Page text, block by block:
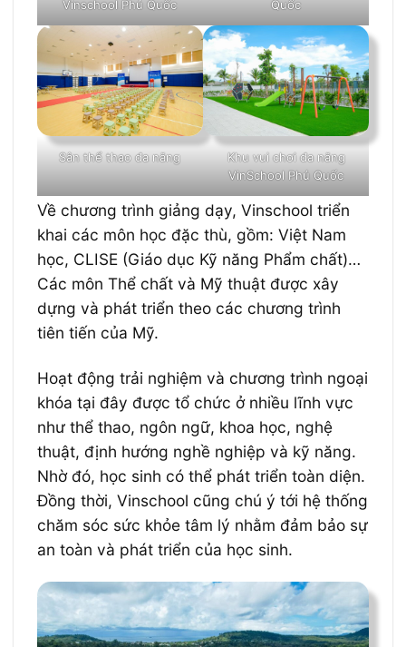
Vinschool Phú Quốc Quốc
Sân thể thao đa năng
Khu vui chơi đa năng
VinSchool Phú Quốc
Về chương trình giảng dạy, Vinschool triển
khai các môn học đặc thù, gồm: Việt Nam
học, CLISE (Giáo dục Kỹ năng Phẩm chất)…
Các môn Thể chất và Mỹ thuật được xây
dựng và phát triển theo các chương trình
tiên tiến của Mỹ.
Hoạt động trải nghiệm và chương trình ngoại
khóa tại đây được tổ chức ở nhiều lĩnh vực
như thể thao, ngôn ngữ, khoa học, nghệ
thuật, định hướng nghề nghiệp và kỹ năng.
Nhờ đó, học sinh có thể phát triển toàn diện.
Đồng thời, Vinschool cũng chú ý tới hệ thống
chăm sóc sức khỏe tâm lý nhằm đảm bảo sự
an toàn và phát triển của học sinh.